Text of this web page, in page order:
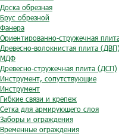
Доска обрезная
Брус обрезной
Фанера
Ориентированно-стружечная
Древесно-волокнистая плита (ДВП)
МДФ
Древесно-стружечная плита (ДСП)
Инструмент, сопутствующие
Инструмент
Гибкие связи и крепеж
Сетка для армирующего слоя
Заборы и ограждения
Временные ограждения